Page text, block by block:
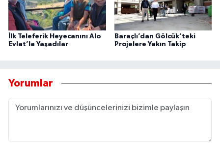
İlk Teleferik Heyecanını Alo
Evlat’la Yaşadılar
Baraçlı’dan Gölcük’teki
Projelere Yakın Takip
Yorumlar